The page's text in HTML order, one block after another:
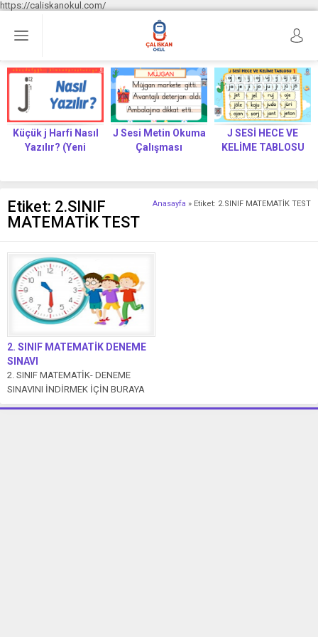
https://caliskanokul.com/
Küçük j Harfi Nasıl
Yazılır? (Yeni
J Sesi Metin Okuma
Çalışması
J SESİ HECE VE
KELİME TABLOSU
Anasayfa » Etiket: 2.SINIF MATEMATİK TEST
Etiket: 2.SINIF
MATEMATİK TEST
2. SINIF MATEMATİK DENEME
SINAVI
2. SINIF MATEMATİK- DENEME
SINAVINI İNDİRMEK İÇİN BURAYA
TIKLA SIVI ÖLÇME